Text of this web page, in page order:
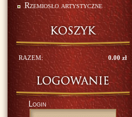
Rzemiosło artystyczne
RAZEM: 0.00 zł
Login